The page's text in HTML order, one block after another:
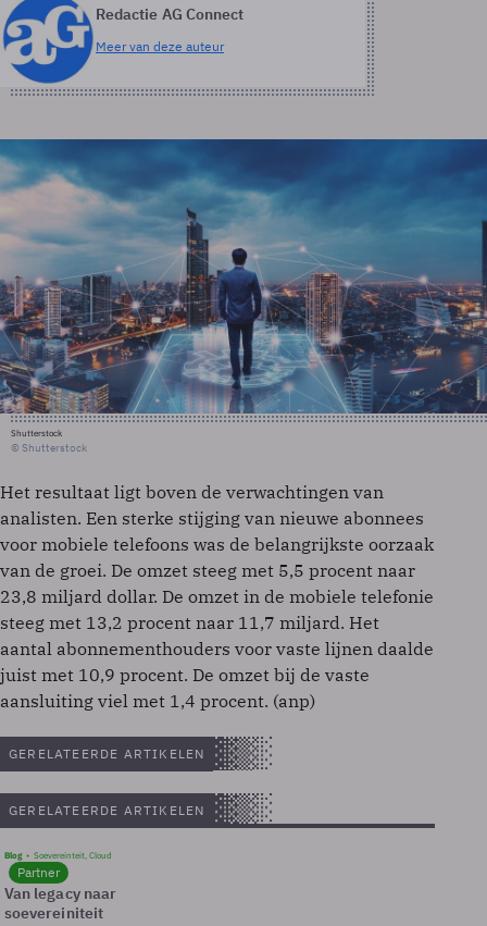
Redactie AG Connect
Meer van deze auteur
Shutterstock
© Shutterstock
Het resultaat ligt boven de verwachtingen van
analisten. Een sterke stijging van nieuwe abonnees
voor mobiele telefoons was de belangrijkste oorzaak
van de groei. De omzet steeg met 5,5 procent naar
23,8 miljard dollar. De omzet in de mobiele telefonie
steeg met 13,2 procent naar 11,7 miljard. Het
aantal abonnementhouders voor vaste lijnen daalde
juist met 10,9 procent. De omzet bij de vaste
aansluiting viel met 1,4 procent. (anp)
GERELATEERDE ARTIKELEN
GERELATEERDE ARTIKELEN
Blog Soevereinteit, Cloud
Partner
Van legacy naar
soevereiniteit